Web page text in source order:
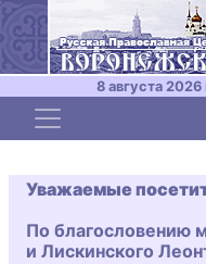
8 августа
Toggle navigation
Уважаемые
По благословению
и Лискинского